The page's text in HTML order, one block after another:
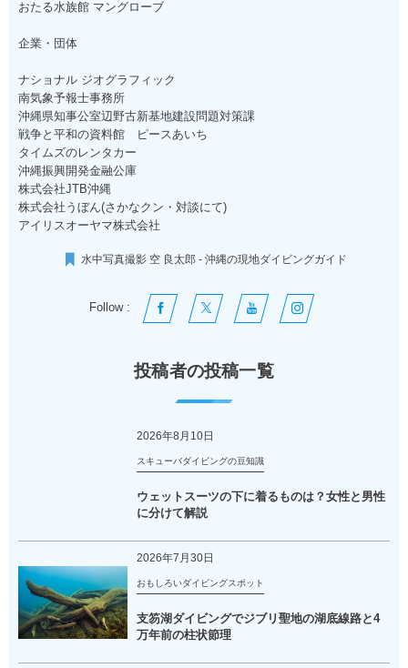
おたる水族館 マングローブ
企業・団体
ナショナル ジオグラフィック
南気象予報士事務所
沖縄県知事公室辺野古新基地建設問題対策課
戦争と平和の資料館 ピースあいち
タイムズのレンタカー
沖縄振興開発金融公庫
株式会社JTB沖縄
株式会社うぼん(さかなクン・対談にて)
アイリスオーヤマ株式会社
水中写真撮影 空 良太郎 - 沖縄の現地ダイビングガイド
Follow :
投稿者の投稿一覧
2026年8月10日
スキューバダイビングの豆知識
ウェットスーツの下に着るものは？女性と男性
に分けて解説
2026年7月30日
おもしろいダイビングスポット
支笏湖ダイビングでジブリ聖地の湖底線路と4
万年前の柱状節理